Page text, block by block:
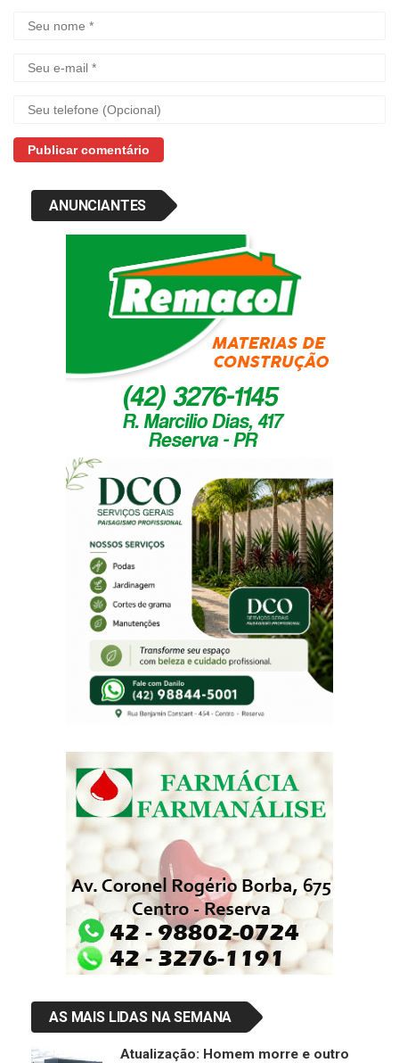
ANUNCIANTES
AS MAIS LIDAS NA SEMANA
Atualização: Homem morre e outro